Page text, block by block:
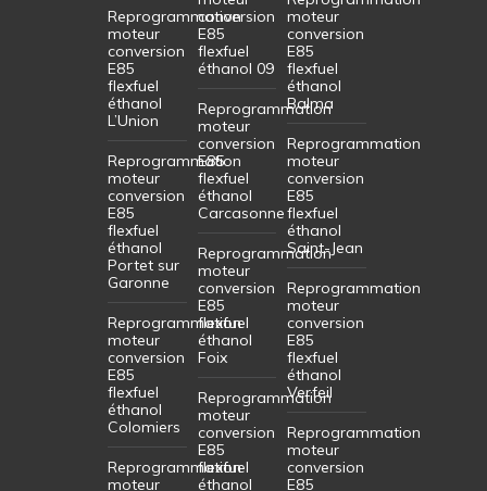
Reprogrammation
moteur
conversion
E85
flexfuel
éthanol
L’Union
Reprogrammation
moteur
conversion
E85
flexfuel
éthanol
Portet sur
Garonne
Reprogrammation
moteur
conversion
E85
flexfuel
éthanol
Colomiers
Reprogrammation
moteur
conversion
E85
flexfuel
éthanol 09
Reprogrammation
moteur
conversion
E85
flexfuel
éthanol
Carcasonne
Reprogrammation
moteur
conversion
E85
flexfuel
éthanol
Foix
Reprogrammation
moteur
conversion
E85
flexfuel
éthanol
moteur
conversion
E85
flexfuel
éthanol
Balma
Reprogrammation
moteur
conversion
E85
flexfuel
éthanol
Saint-Jean
Reprogrammation
moteur
conversion
E85
flexfuel
éthanol
Verfeil
Reprogrammation
moteur
conversion
E85